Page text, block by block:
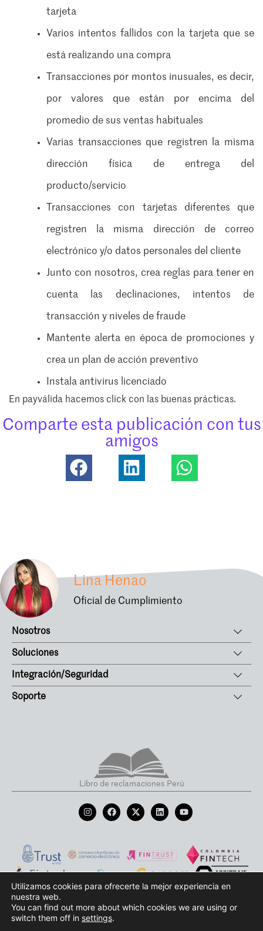
tarjeta
Varios intentos fallidos con la tarjeta que se
está realizando una compra
Transacciones por montos inusuales, es decir,
por valores que están por encima del
promedio de sus ventas habituales
Varias transacciones que registren la misma
dirección física de entrega del
producto/servicio
Transacciones con tarjetas diferentes que
registren la misma dirección de correo
electrónico y/o datos personales del cliente
Junto con nosotros, crea reglas para tener en
cuenta las declinaciones, intentos de
transacción y niveles de fraude
Mantente alerta en época de promociones y
crea un plan de acción preventivo
Instala antivirus licenciado
En payválida hacemos click con las buenas prácticas.
Comparte esta publicación con tus
amigos
Lina Henao
Oficial de Cumplimiento
Nosotros
Soluciones
Integración/Seguridad
Soporte
Libro de reclamaciones Perú
Términos y condiciones de uso
Políticas de Cookies
Utilizamos cookies para ofrecerte la mejor experiencia en
nuestra web.
You can find out more about which cookies we are using or
switch them off in settings.